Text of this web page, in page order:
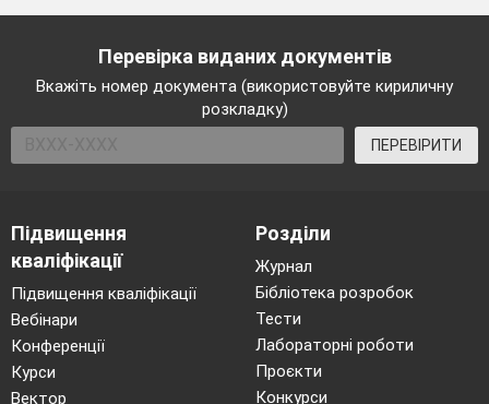
Перевірка виданих документів
Вкажіть номер документа (використовуйте кириличну
розкладку)
ПЕРЕВІРИТИ
Підвищення
кваліфікації
Підвищення кваліфікації
Вебінари
Конференції
Курси
Вектор
Розділи
Журнал
Бібліотека розробок
Тести
Лабораторні роботи
Проєкти
Конкурси